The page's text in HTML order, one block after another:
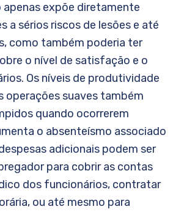
apenas expõe diretamente
a sérios riscos de lesões e até
como também poderia ter
o nível de satisfação e o
Os níveis de produtividade
operações suaves também
quando ocorrerem
o absenteísmo associado
adicionais podem ser
para cobrir as contas
dos funcionários, contratar
ou até mesmo para